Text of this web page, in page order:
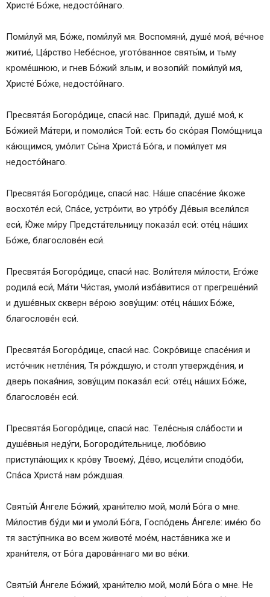
Христе́ Бо́же, недосто́йнаго.
Поми́луй мя, Бо́же, поми́луй мя. Воспомяни́, душе́ моя́, ве́чное
житие́, Ца́рство Небе́сное, угото́ванное святы́м, и тьму
кроме́шнюю, и гнев Бо́жий злым, и возопи́й: поми́луй мя,
Христе́ Бо́же, недосто́йнаго.
Пресвята́я Богоро́дице, спаси́ нас. Припади́, душе́ моя́, к
Бо́жией Ма́тери, и помоли́ся Той: есть бо ско́рая Помо́щница
ка́ющимся, умо́лит Сы́на Христа́ Бо́га, и поми́лует мя
недосто́йнаго.
Пресвята́я Богоро́дице, спаси́ нас. На́ше спасе́ние я́коже
восхоте́л еси́, Спа́се, устро́ити, во утро́бу Де́выя всели́лся
еси́, Ю́же ми́ру Предста́тельницу показа́л еси́: оте́ц на́ших
Бо́же, благослове́н еси́.
Пресвята́я Богоро́дице, спаси́ нас. Воли́теля ми́лости, Его́же
родила́ еси́, Ма́ти Чи́стая, умоли́ изба́витися от прегреше́ний
и душе́вных скверн ве́рою зову́щим: оте́ц на́ших Бо́же,
благослове́н еси́.
Пресвята́я Богоро́дице, спаси́ нас. Сокро́вище спасе́ния и
исто́чник нетле́ния, Тя ро́ждшую, и столп утвержде́ния, и
дверь покая́ния, зову́щим показа́л еси́: оте́ц на́ших Бо́же,
благослове́н еси́.
Пресвята́я Богоро́дице, спаси́ нас. Теле́сныя сла́бости и
душе́вныя неду́ги, Богороди́тельнице, любо́вию
приступа́ющих к кро́ву Твоему́, Де́во, исцели́ти сподо́би,
Спа́са Христа́ нам ро́ждшая.
Святы́й А́нгеле Бо́жий, храни́телю мой, моли́ Бо́га о мне.
Ми́лостив бу́ди ми и умоли́ Бо́га, Госпо́день А́нгеле: име́ю бо
тя засту́пника во всем животе́ мое́м, наста́вника же и
храни́теля, от Бо́га дарова́ннаго ми во ве́ки.
Святы́й А́нгеле Бо́жий, храни́телю мой, моли́ Бо́га о мне. Не